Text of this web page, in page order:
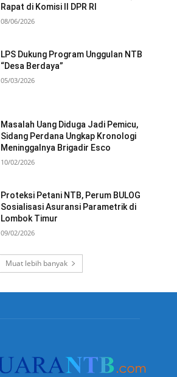
Rapat di Komisi II DPR RI
08/06/2026
LPS Dukung Program Unggulan NTB
“Desa Berdaya”
05/03/2026
Masalah Uang Diduga Jadi Pemicu,
Sidang Perdana Ungkap Kronologi
Meninggalnya Brigadir Esco
10/02/2026
Proteksi Petani NTB, Perum BULOG
Sosialisasi Asuransi Parametrik di
Lombok Timur
09/02/2026
Muat lebih banyak